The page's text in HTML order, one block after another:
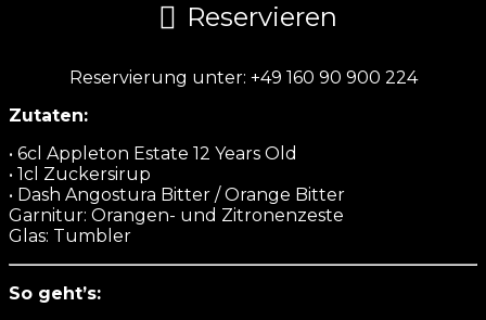
Reservieren
Reservierung unter: +49 160 90 900 224
Zutaten:
• 6cl Appleton Estate 12 Years Old
• 1cl Zuckersirup
• Dash Angostura Bitter / Orange Bitter
Garnitur: Orangen- und Zitronenzeste
Glas: Tumbler
So geht’s: